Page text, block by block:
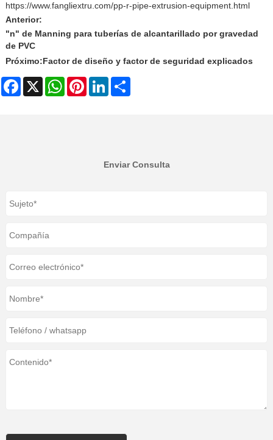
https://www.fangliextru.com/pp-r-pipe-extrusion-equipment.html
Anterior:
"n" de Manning para tuberías de alcantarillado por gravedad
de PVC
Próximo:Factor de diseño y factor de seguridad explicados
Facebook
X WhatsAppPinterestLinkedIn
Enviar Consulta